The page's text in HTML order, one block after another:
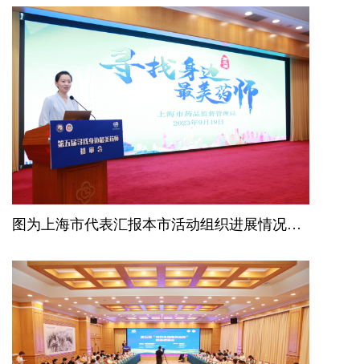
图为上海市代表汇报本市活动组织进展情况及推荐参加活动的药师事迹。